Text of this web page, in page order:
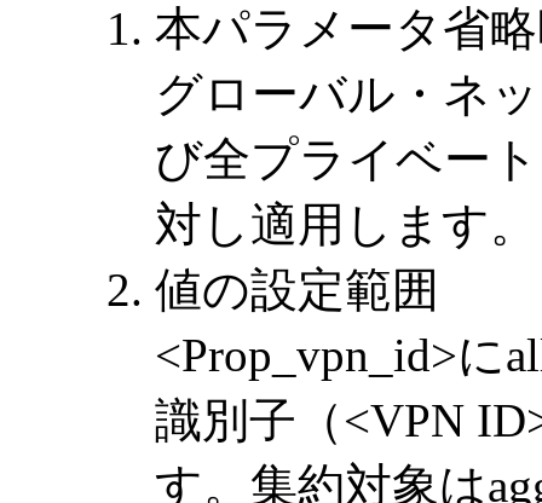
本パラメータ省
グローバル・ネ
び全プライベー
対し適用します。
値の設定範囲
<Prop_vpn_id>に
識別子（<VPN
す。集約対象は